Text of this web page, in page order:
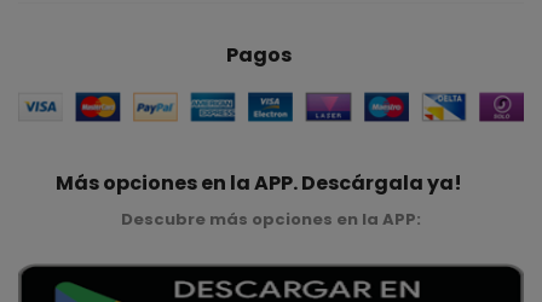
Pagos
Más opciones en la APP. Descárgala ya!
Descubre más opciones en la APP: